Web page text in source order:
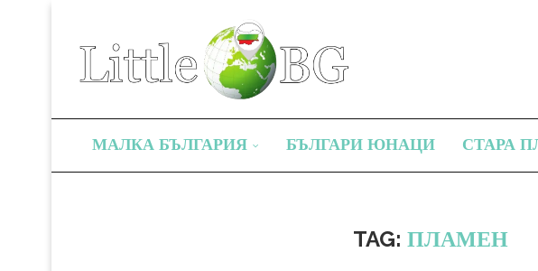
МАЛКА БЪЛГАРИЯ БЪЛГАРИ ЮНАЦИ СТАРА
TAG: ПЛАМЕН